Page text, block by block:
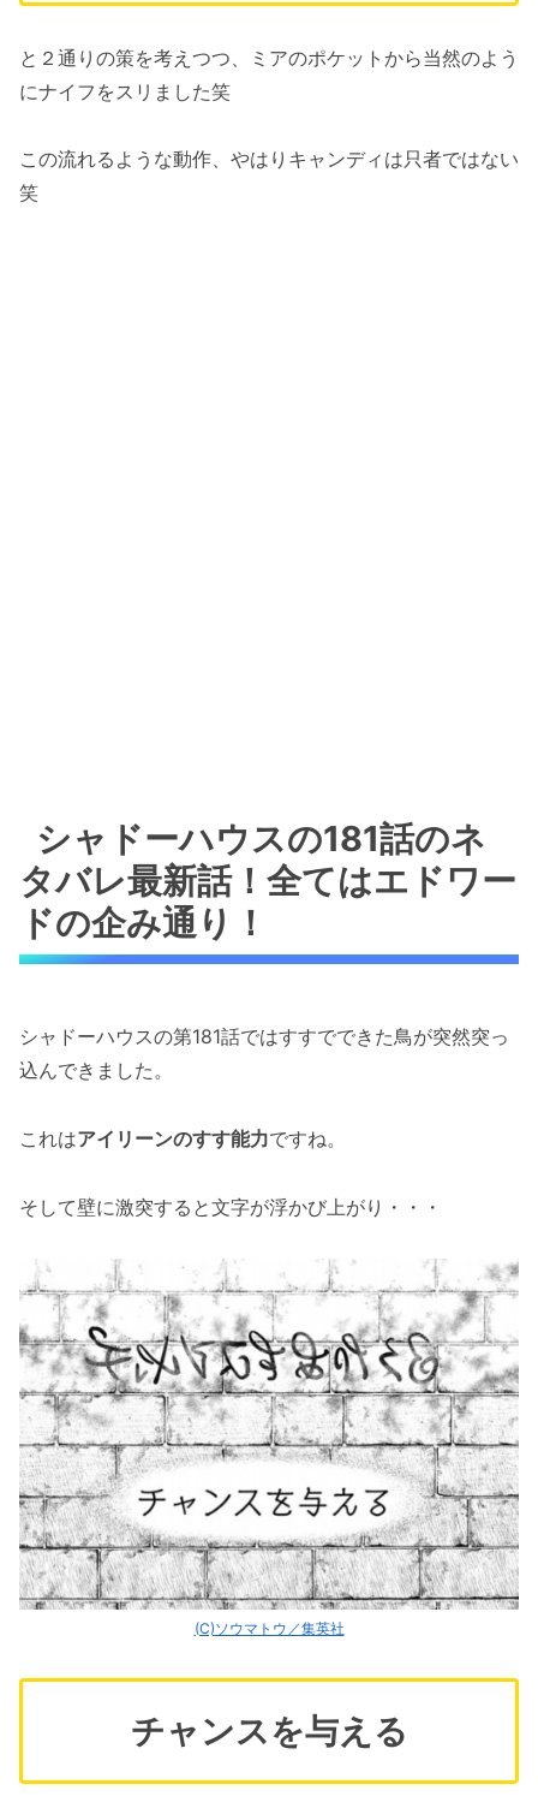
と２通りの策を考えつつ、ミアのポケットから当然のよう
にナイフをスリました笑
この流れるような動作、やはりキャンディは只者ではない
笑
シャドーハウスの181話のネ
タバレ最新話！全てはエドワー
ドの企み通り！
シャドーハウスの第181話ではすすでできた鳥が突然突っ
込んできました。
これはアイリーンのすす能力ですね。
そして壁に激突すると文字が浮かび上がり・・・
(C)ソウマトウ／集英社
チャンスを与える